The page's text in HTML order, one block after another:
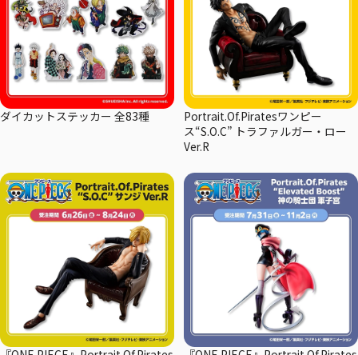
ダイカットステッカー 全83種
Portrait.Of.Piratesワンピー
ス“S.O.C” トラファルガー・ロー
Ver.R